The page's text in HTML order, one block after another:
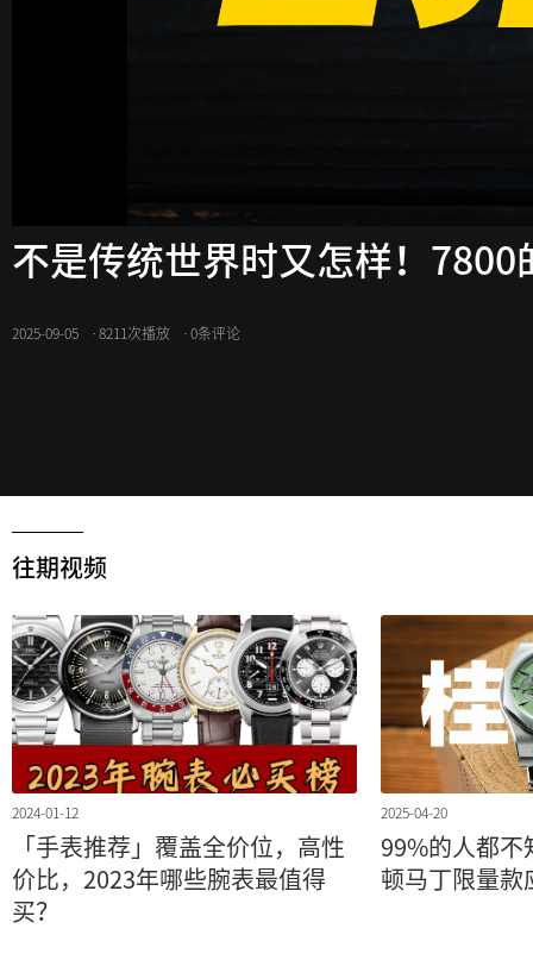
不是传统世界时又怎样！
2025-09-05 ·8211次播放 ·0条评论
往期视频
2024-01-12
「手表推荐」覆盖全价位，高性
价比，2023年哪些腕表最值得
买？
2025-04-20
99%的人都
顿马丁限量